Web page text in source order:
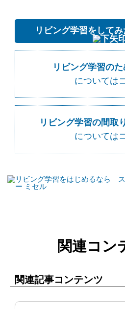
リビング学習をして
リビング学習の
については
リビング学習の間取
については
関連コン
関連記事コンテンツ